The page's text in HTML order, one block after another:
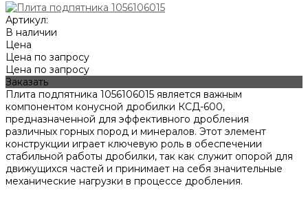
Артикул:
В наличии
Цена
Цена по запросу
Цена по запросу
Заказать
Плита подпятника 1056106015 является важным
компонентом конусной дробилки КСД-600,
предназначенной для эффективного дробления
различных горных пород и минералов. Этот элемент
конструкции играет ключевую роль в обеспечении
стабильной работы дробилки, так как служит опорой для
движущихся частей и принимает на себя значительные
механические нагрузки в процессе дробления.